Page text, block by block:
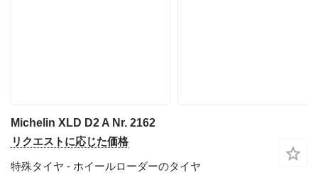
Michelin XLD D2 A Nr. 2162
リクエストに応じた価格
特殊タイヤ - ホイールローダーのタイヤ